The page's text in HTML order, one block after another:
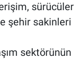
sürücüler
şehir sakinleri
sektörünün